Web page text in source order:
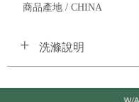
商品產地 / CHINA
洗滌說明